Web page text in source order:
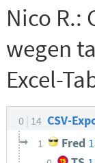
Nico R.:
wegen
Excel-
0 14 CSV-
1 Fred